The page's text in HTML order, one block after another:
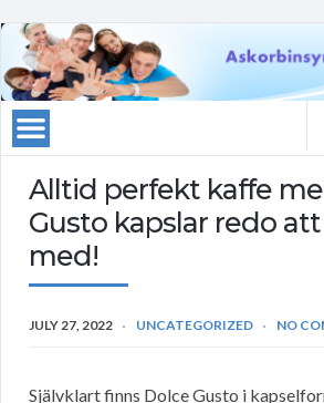
Alltid perfekt kaffe
Gusto kapslar redo
med!
JULY 27, 2022 UNCATEGORIZED NO
Självklart finns Dolce Gusto i